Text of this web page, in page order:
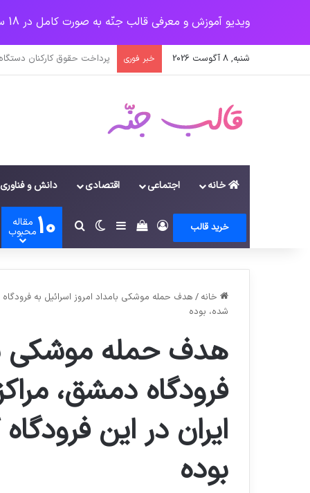
ویدیو آموزش و معرفی قالب جنّه به صورت کامل در 18 سرفصل
شنبه, 8 آگوست 2026 خبر فوری جهش آمریکایی کرونا و
خانه اجتماعی اقتصادی دانش و فناوری
خرید قالب وروددیدن سبد خرید
سایدبارتغییر پوسته
جستجو برای
10 مقاله
محبوب
خانه / هدف حمله موشکی بامداد امروز اسرائیل به
شده، بوده
هدف حمله موشکی
فرودگاه دمشق،
ایران در این
بوده